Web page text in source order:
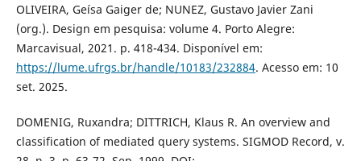
OLIVEIRA, Geísa Gaiger de; NUNEZ, Gustavo Javier Zani
(org.). Design em pesquisa: volume 4. Porto Alegre:
Marcavisual, 2021. p. 418-434. Disponível em:
https://lume.ufrgs.br/handle/10183/232884. Acesso em: 10
set. 2025.
DOMENIG, Ruxandra; DITTRICH, Klaus R. An overview and
classification of mediated query systems. SIGMOD Record, v.